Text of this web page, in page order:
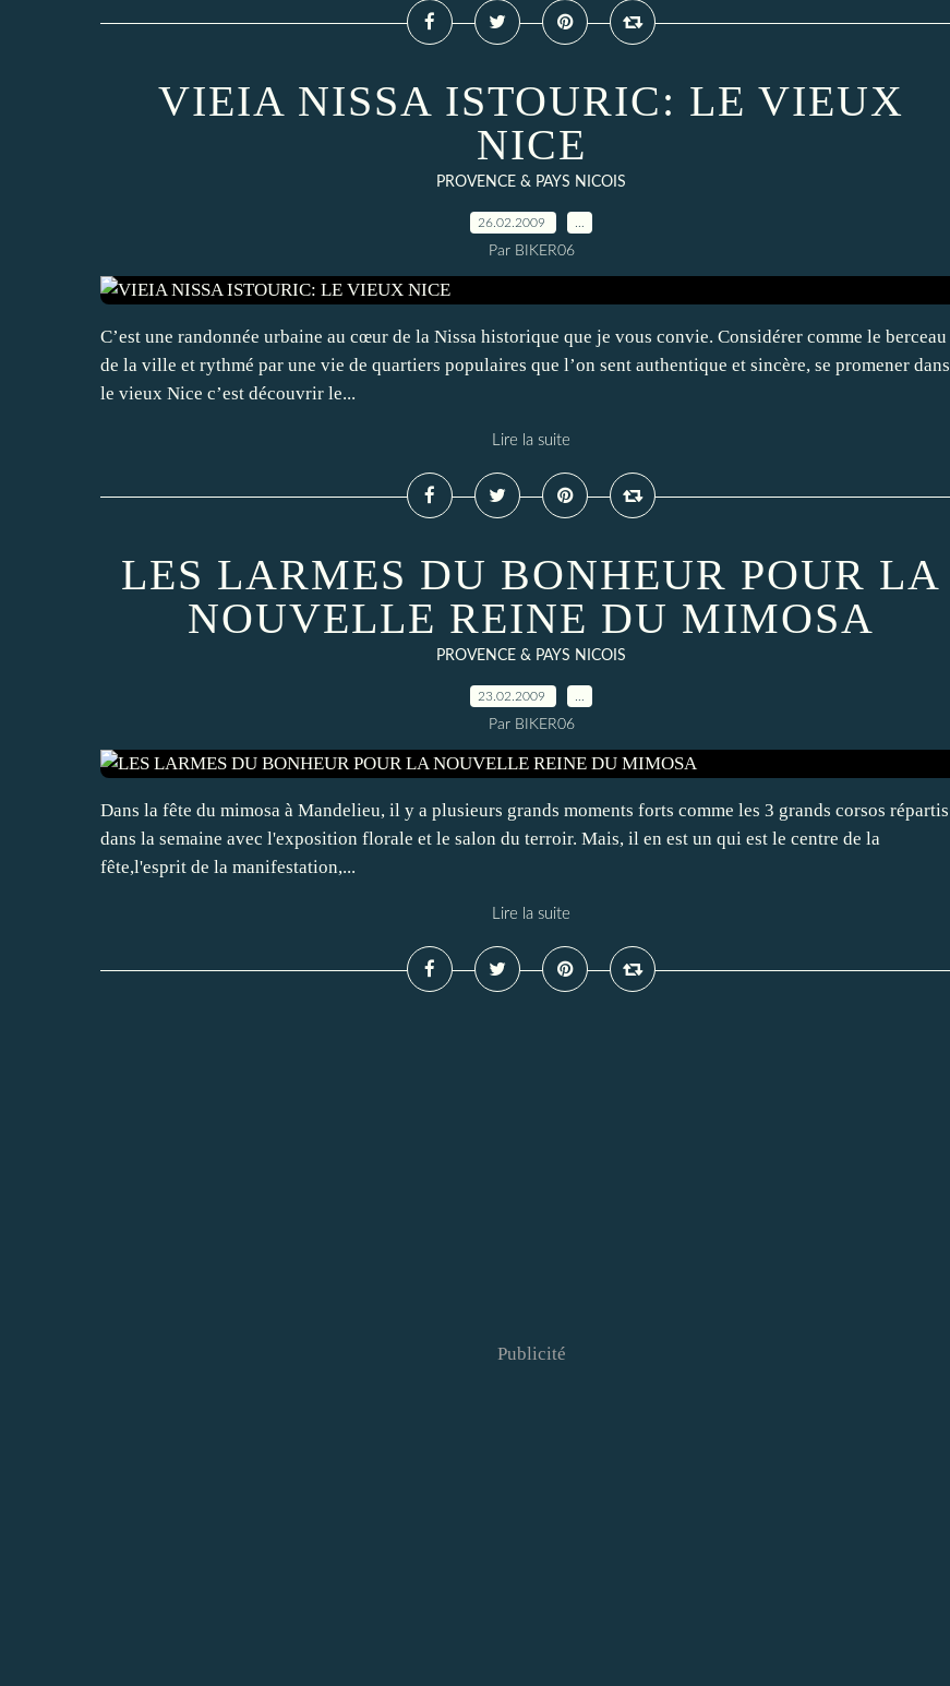
VIEIA NISSA ISTOURIC: LE VIEUX
NICE
PROVENCE & PAYS NICOIS
26.02.2009
Par BIKER06
C’est une randonnée urbaine au cœur de la Nissa historique que je vous convie. Considérer comme le berceau
de la ville et rythmé par une vie de quartiers populaires que l’on sent authentique et sincère, se promener dans
le vieux Nice c’est découvrir le...
Lire la suite
LES LARMES DU BONHEUR POUR LA
NOUVELLE REINE DU MIMOSA
PROVENCE & PAYS NICOIS
23.02.2009
Par BIKER06
Dans la fête du mimosa à Mandelieu, il y a plusieurs grands moments forts comme les 3 grands corsos répartis
dans la semaine avec l'exposition florale et le salon du terroir. Mais, il en est un qui est le centre de la
fête,l'esprit de la manifestation,...
Lire la suite
Publicité